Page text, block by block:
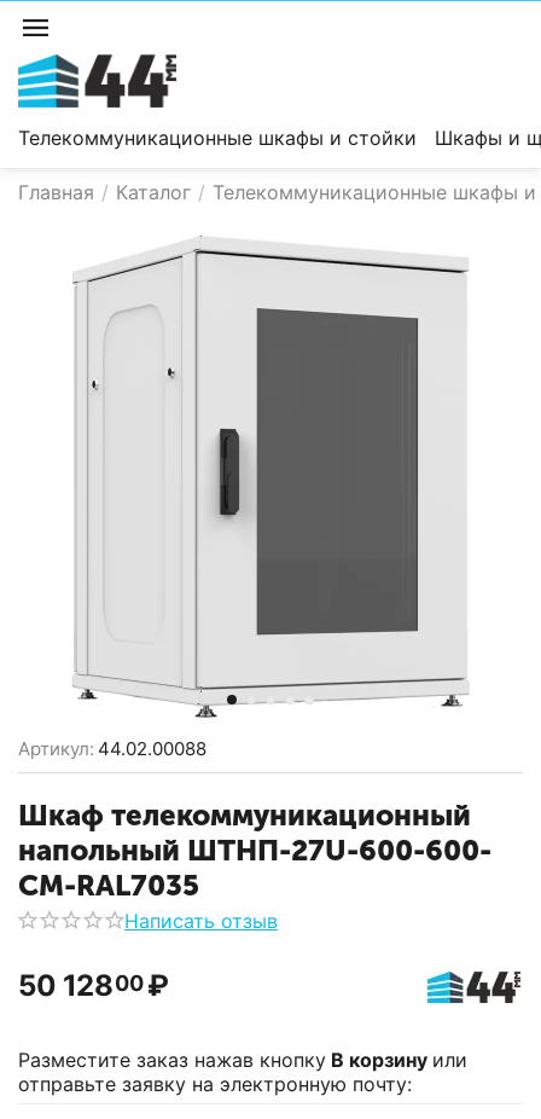
Телекоммуникационные шкафы и стойки Шкафы и
Главная / Каталог / Телекоммуникационные шкафы и
Артикул: 44.02.00088
Шкаф телекоммуникационный
напольный ШТНП-27U-600-600-
СМ-RAL7035
Написать отзыв
50 12800 ₽
Разместите заказ нажав кнопку В корзину или
отправьте заявку на электронную почту: